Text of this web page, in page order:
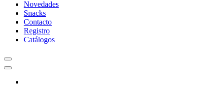
Novedades
Snacks
Contacto
Registro
Catálogos